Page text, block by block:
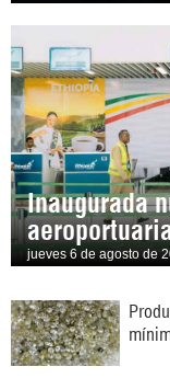
Inaugurada
jueves 6 de agosto de